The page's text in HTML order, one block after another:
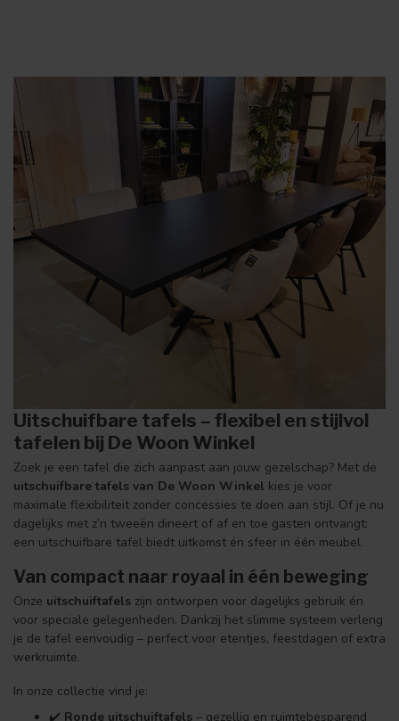
Uitschuifbare tafels – flexibel en stijlvol
tafelen bij De Woon Winkel
Zoek je een tafel die zich aanpast aan jouw gezelschap? Met de
uitschuifbare tafels van De Woon Winkel kies je voor
maximale flexibiliteit zonder concessies te doen aan stijl. Of je nu
dagelijks met z’n tweeën dineert of af en toe gasten ontvangt:
een uitschuifbare tafel biedt uitkomst én sfeer in één meubel.
Van compact naar royaal in één beweging
Onze uitschuiftafels zijn ontworpen voor dagelijks gebruik én
voor speciale gelegenheden. Dankzij het slimme systeem verleng
je de tafel eenvoudig – perfect voor etentjes, feestdagen of extra
werkruimte.
In onze collectie vind je:
✔️ Ronde uitschuiftafels – gezellig en ruimtebesparend